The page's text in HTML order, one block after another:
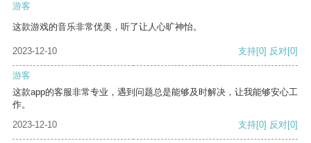
游客
这款游戏的音乐非常优美，听了让人心旷神怡。
2023-12-10 支持[0] 反对[0]
游客
这款app的客服非常专业，遇到问题总是能够及时解决，让我能够安心工
作。
2023-12-10
支持[0] 反对[0]